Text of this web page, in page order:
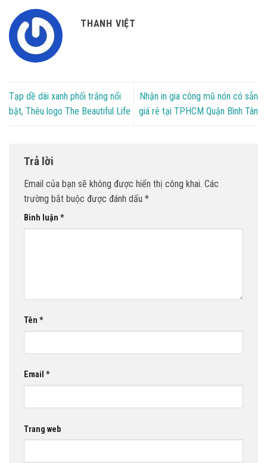
THANH VIỆT
Tạp dề dài xanh phối trắng nổi
bật, Thêu logo The Beautiful Life
Nhận in gia công mũ nón có sẵn
giá rẻ tại TPHCM Quận Bình Tân
Trả lời
Email của bạn sẽ không được hiển thị công khai. Các
trường bắt buộc được đánh dấu *
Bình luận *
Tên *
Email *
Trang web